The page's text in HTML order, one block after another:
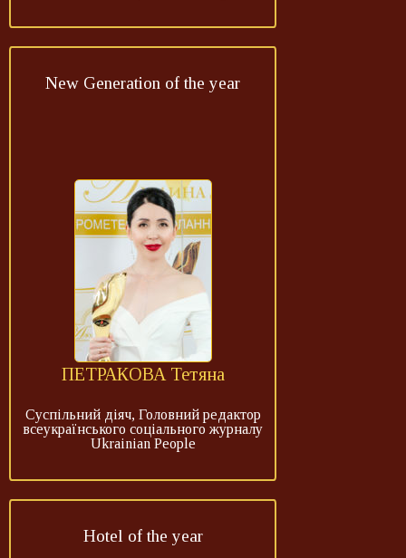
New Generation of the year
ПЕТРАКОВА Тетяна
Суспільний діяч, Головний редактор
всеукраїнського соціального журналу
Ukrainian People
Hotel of the year